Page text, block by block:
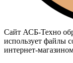
Сайт АСБ-Техно
использует файлы
интернет-